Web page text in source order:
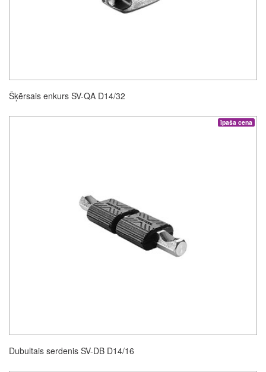
Šķērsais enkurs SV-QA D14/32
īpaša cena
Dubultais serdenis SV-DB D14/16